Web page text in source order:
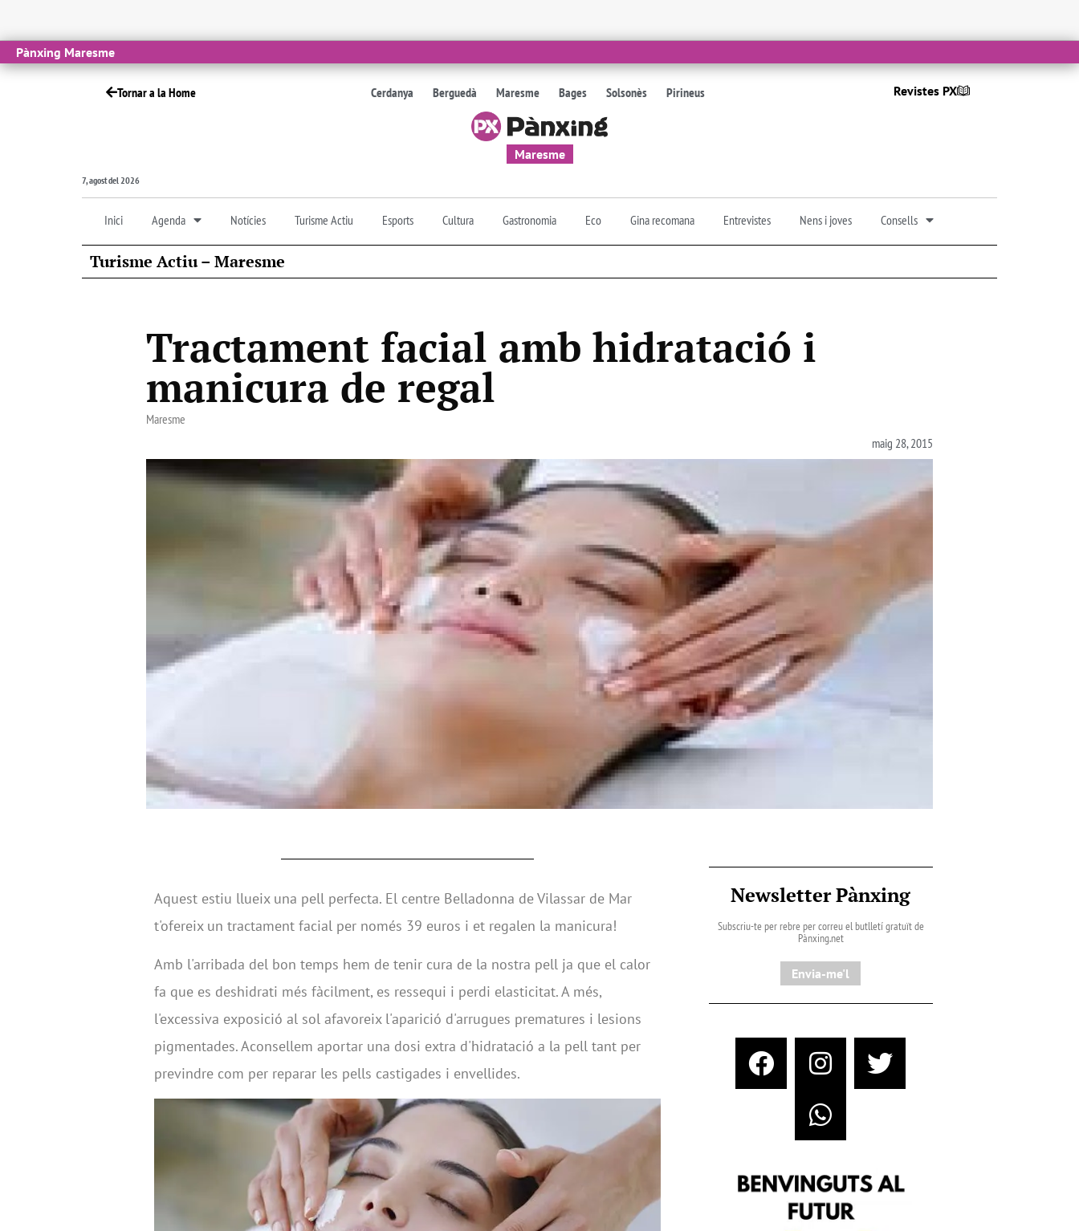
Pànxing Maresme
Tornar a la Home Cerdanya Berguedà Maresme Bages Solsonès Pirineus Revistes PX
Maresme
7, agost del 2026
Inici Agenda Notícies Turisme Actiu Esports Cultura Gastronomia Eco Gina recomana Entrevistes Nens i joves Consells
Turisme Actiu – Maresme
Tractament facial amb hidratació i
manicura de regal
Maresme
maig 28, 2015
Aquest estiu llueix una pell perfecta. El centre Belladonna de Vilassar de Mar
t'ofereix un tractament facial per només 39 euros i et regalen la manicura!
Amb l'arribada del bon temps hem de tenir cura de la nostra pell ja que el calor
fa que es deshidrati més fàcilment, es ressequi i perdi elasticitat. A més,
l'excessiva exposició al sol afavoreix l'aparició d'arrugues prematures i lesions
pigmentades. Aconsellem aportar una dosi extra d'hidratació a la pell tant per
previndre com per reparar les pells castigades i envellides.
Newsletter Pànxing
Subscriu-te per rebre per correu el butlletí gratuït de
Pànxing.net​
Envia-me'l